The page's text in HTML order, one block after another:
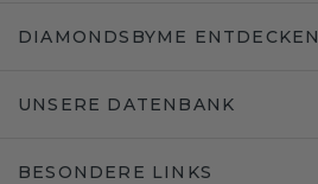
DIAMONDSBYME ENTDECKEN
UNSERE DATENBANK
BESONDERE LINKS